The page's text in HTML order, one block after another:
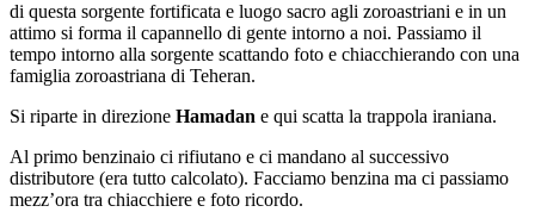
di questa sorgente fortificata e luogo sacro agli zoroastriani e in un
attimo si forma il capannello di gente intorno a noi. Passiamo il
tempo intorno alla sorgente scattando foto e chiacchierando con una
famiglia zoroastriana di Teheran.
Si riparte in direzione Hamadan e qui scatta la trappola iraniana.
Al primo benzinaio ci rifiutano e ci mandano al successivo
distributore (era tutto calcolato). Facciamo benzina ma ci passiamo
mezz’ora tra chiacchiere e foto ricordo.